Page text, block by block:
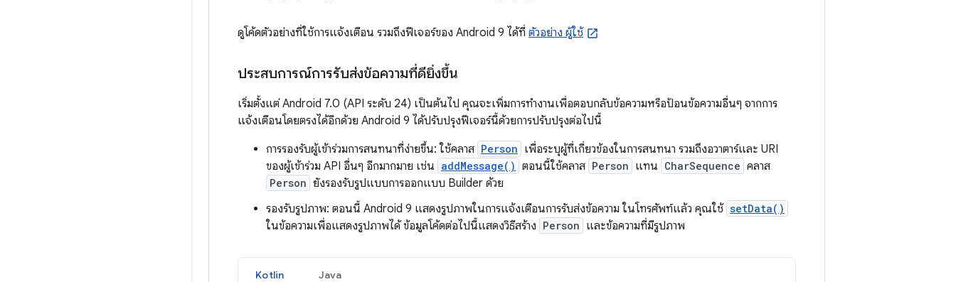
ดูโค้ดตัวอย่างที่ใช้การแจ้งเตือน รวมถึงฟีเจอร์ของ Android 9 ได้ที่ ตัวอย่าง ผู้ใช้
ประสบการณ์การรับส่งข้อความที่ดียิ่งขึ้น
เริ่มตั้งแต่ Android 7.0 (API ระดับ 24) เป็นต้นไป คุณจะเพิ่มการทำงานเพื่อตอบกลับข้อความหรือป้อนข้อความอื่นๆ จากการ
แจ้งเตือนโดยตรงได้อีกด้วย Android 9 ได้ปรับปรุงฟีเจอร์นี้ด้วยการปรับปรุงต่อไปนี้
การรองรับผู้เข้าร่วมการสนทนาที่ง่ายขึ้น: ใช้คลาส Person เพื่อระบุผู้ที่เกี่ยวข้องในการสนทนา รวมถึงอวาตาร์และ URI
ของผู้เข้าร่วม API อื่นๆ อีกมากมาย เช่น addMessage() ตอนนี้ใช้คลาส Person แทน CharSequence คลาส
Person ยังรองรับรูปแบบการออกแบบ Builder ด้วย
รองรับรูปภาพ: ตอนนี้ Android 9 แสดงรูปภาพในการแจ้งเตือนการรับส่งข้อความ ในโทรศัพท์แล้ว คุณใช้ setData()
ในข้อความเพื่อแสดงรูปภาพได้ ข้อมูลโค้ดต่อไปนี้แสดงวิธีสร้าง Person และข้อความที่มีรูปภาพ
Kotlin Java